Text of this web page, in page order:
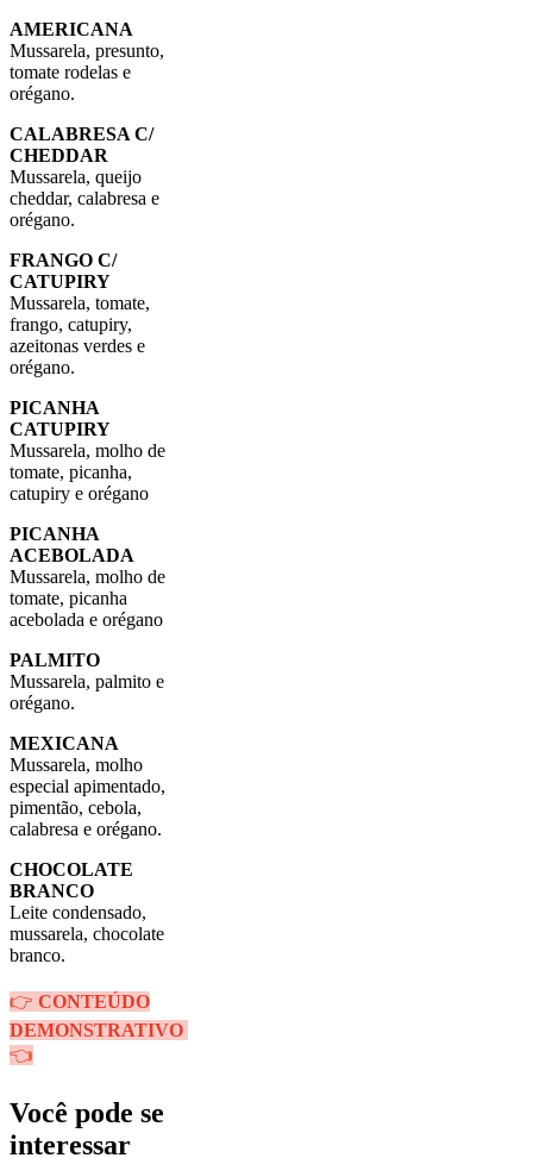
AMERICANA
Mussarela, presunto,
tomate rodelas e
orégano.
CALABRESA C/
CHEDDAR
Mussarela, queijo
cheddar, calabresa e
orégano.
FRANGO C/
CATUPIRY
Mussarela, tomate,
frango, catupiry,
azeitonas verdes e
orégano.
PICANHA
CATUPIRY
Mussarela, molho de
tomate, picanha,
catupiry e orégano
PICANHA
ACEBOLADA
Mussarela, molho de
tomate, picanha
acebolada e orégano
PALMITO
Mussarela, palmito e
orégano.
MEXICANA
Mussarela, molho
especial apimentado,
pimentão, cebola,
calabresa e orégano.
CHOCOLATE
BRANCO
Leite condensado,
mussarela, chocolate
branco.
👉 CONTEÚDO
DEMONSTRATIVO
👈
Você pode se
interessar